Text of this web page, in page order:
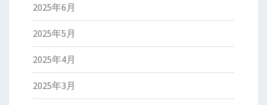
2025年6月
2025年5月
2025年4月
2025年3月